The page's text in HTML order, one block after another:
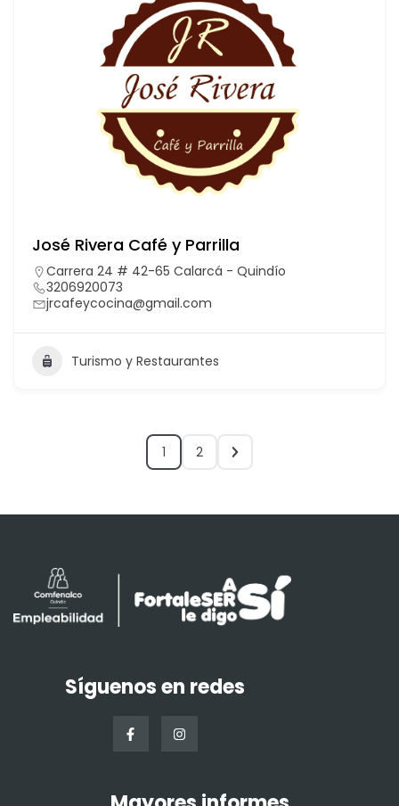
José Rivera Café y Parrilla
Carrera 24 # 42-65 Calarcá - Quindío
3206920073
jrcafeycocina@gmail.com
Turismo y Restaurantes
1 2
Síguenos en redes